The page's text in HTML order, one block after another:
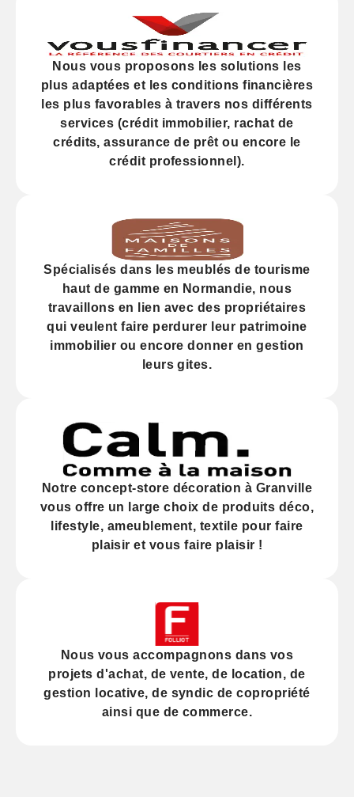
Nous vous proposons les solutions les
plus adaptées et les conditions financières
les plus favorables à travers nos différents
services (crédit immobilier, rachat de
crédits,assurance de prêt ou encore le
crédit professionnel).
Spécialisés dans les meublés de tourisme
haut de gamme en Normandie, nous
travaillons en lien avec des propriétaires
qui veulent faire perdurer leur patrimoine
immobilier ou encore donner en gestion
leurs gites.
Notre concept-store décoration à Granville
vous offre un large choix de produits déco,
lifestyle, ameublement, textile pour faire
plaisir et vous faire plaisir !
Nous vous accompagnons dans vos
projets d'achat, devente, de location, de
gestion locative, de syndic de copropriété
ainsi que de commerce.